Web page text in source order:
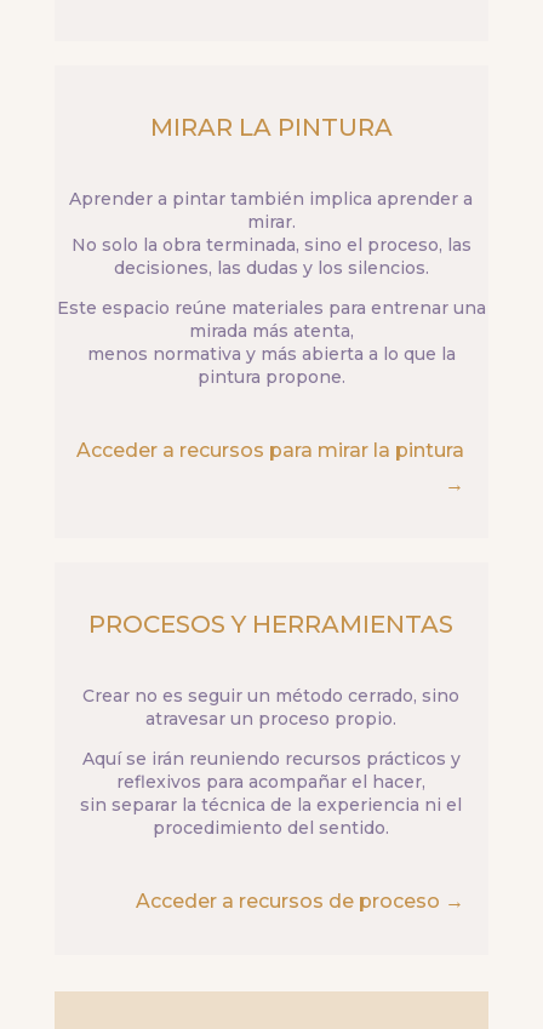
MIRAR LA PINTURA
Aprender a pintar también implica aprender a
mirar.
No solo la obra terminada, sino el proceso, las
decisiones, las dudas y los silencios.
Este espacio reúne materiales para entrenar una
mirada más atenta,
menos normativa y más abierta a lo que la
pintura propone.
Acceder a recursos para mirar la pintura
→
PROCESOS Y HERRAMIENTAS
Crear no es seguir un método cerrado, sino
atravesar un proceso propio.
Aquí se irán reuniendo recursos prácticos y
reflexivos para acompañar el hacer,
sin separar la técnica de la experiencia ni el
procedimiento del sentido.
Acceder a recursos de proceso →